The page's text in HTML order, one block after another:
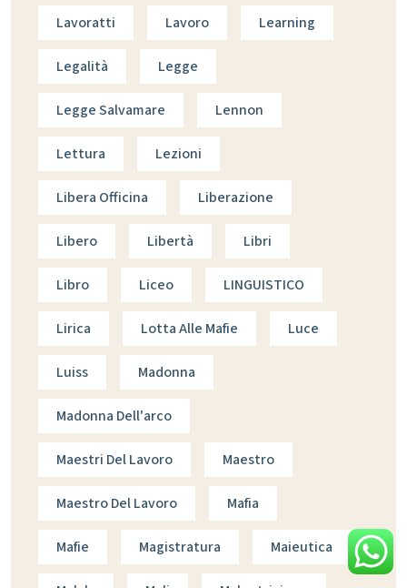
Lavoratti Lavoro Learning
Legalità Legge
Legge Salvamare Lennon
Lettura Lezioni
Libera Officina Liberazione
Libero Libertà Libri
Libro Liceo LINGUISTICO
Lirica Lotta Alle Mafie Luce
Luiss Madonna
Madonna Dell'arco
Maestri Del Lavoro Maestro
Maestro Del Lavoro Mafia
Mafie Magistratura Maieutica